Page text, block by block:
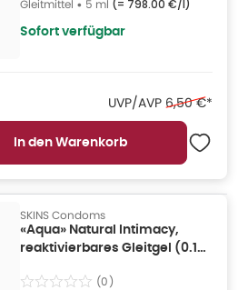
Gleitmittel • 5 ml (= 798.00 €/l)
Sofort verfügbar
UVP/AVP Ehemaliger
6,50 €*
In den Warenkorb
SKINS Condoms
«Aqua» Natural Intimacy,
reaktivierbares Gleitgel (0.13
(0)